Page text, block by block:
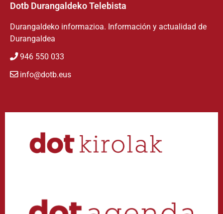
Dotb Durangaldeko Telebista
Durangaldeko informazioa. Información y actualidad de
Durangaldea
946 550 033
info@dotb.eus